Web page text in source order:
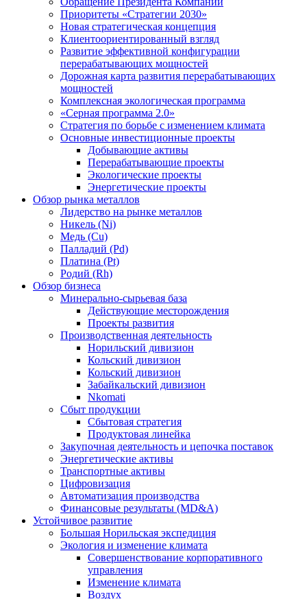
Приоритеты «Стратегии 2030»
Новая стратегическая концепция
Клиентоориентированный взгляд
Развитие эффективной конфигурации
перерабатывающих мощностей
Дорожная карта развития перерабатывающих
мощностей
Комплексная экологическая программа
«Серная программа 2.0»
Стратегия по борьбе с изменением климата
Основные инвестиционные проекты
Добывающие активы
Перерабатывающие проекты
Экологические проекты
Энергетические проекты
Обзор рынка металлов
Лидерство на рынке металлов
Никель (Ni)
Медь (Cu)
Палладий (Pd)
Платина (Pt)
Родий (Rh)
Обзор бизнеса
Минерально-сырьевая база
Действующие месторождения
Проекты развития
Производственная деятельность
Норильский дивизион
Кольский дивизион
Кольский дивизион
Забайкальский дивизион
Nkomati
Сбыт продукции
Сбытовая стратегия
Продуктовая линейка
Закупочная деятельность и цепочка поставок
Энергетические активы
Транспортные активы
Цифровизация
Автоматизация производства
Финансовые результаты (MD&A)
Устойчивое развитие
Большая Норильская экспедиция
Экология и изменение климата
Совершенствование корпоративного
управления
Изменение климата
Воздух